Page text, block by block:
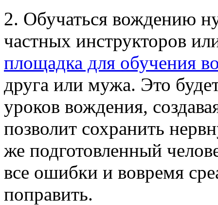
2. Обучаться вождению
частных инструкторов
площадка для обучения
друга или мужа. Это
уроков вождения,
позволит сохранить
же подготовленный
все ошибки и вовремя
поправить.